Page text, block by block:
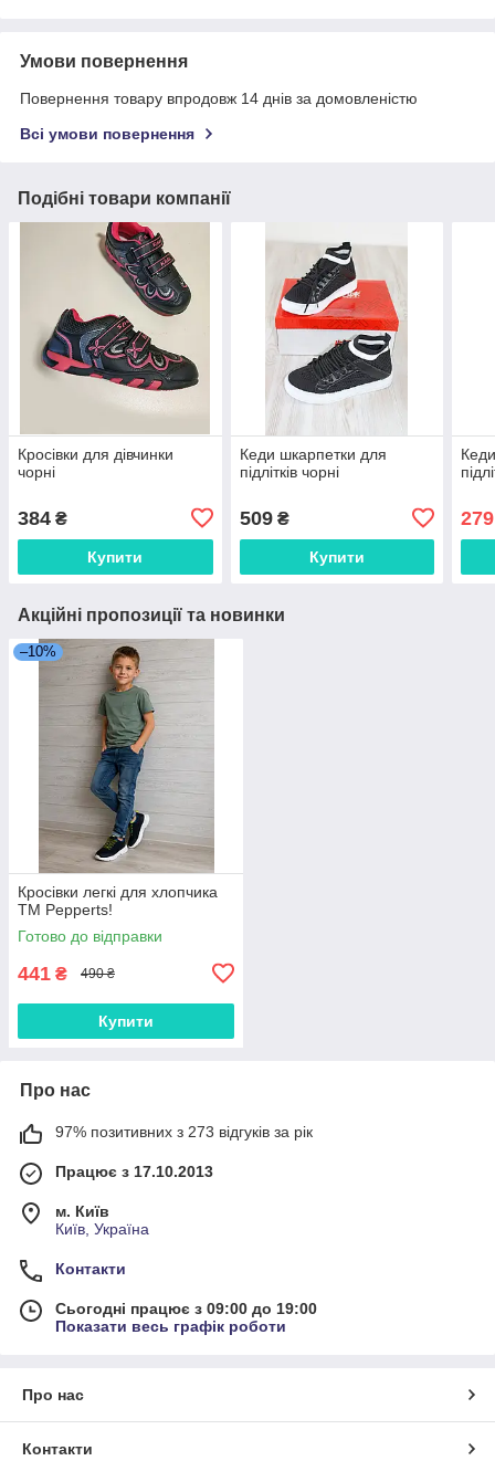
Умови повернення
Повернення товару впродовж 14 днів за домовленістю
Всі умови повернення
Подібні товари компанії
Кросівки для дівчинки
чорні
384 ₴
Купити
Кеди шкарпетки для
підлітків чорні
509₴
Купити
279
Акційні пропозиції та новинки
–10%
Кросівки легкі для хлопчика
ТМ Pepperts!
Готово до відправки
441 ₴ 490 ₴
Купити
Про нас
97% позитивних з 273 відгуків за рік
Працює з 17.10.2013
м. Київ
Київ, Україна
Контакти
Сьогодні працює з 09:00 до 19:00
Показати весь графік роботи
Про нас
Контакти